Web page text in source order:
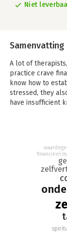
Niet
Samenvatting
A lot of
practice crave
know how to
stressed, they
have insufficient
Claim Your
does not get
professional
herself, takes
A shift in your
your value and
professional
the process of
financieel